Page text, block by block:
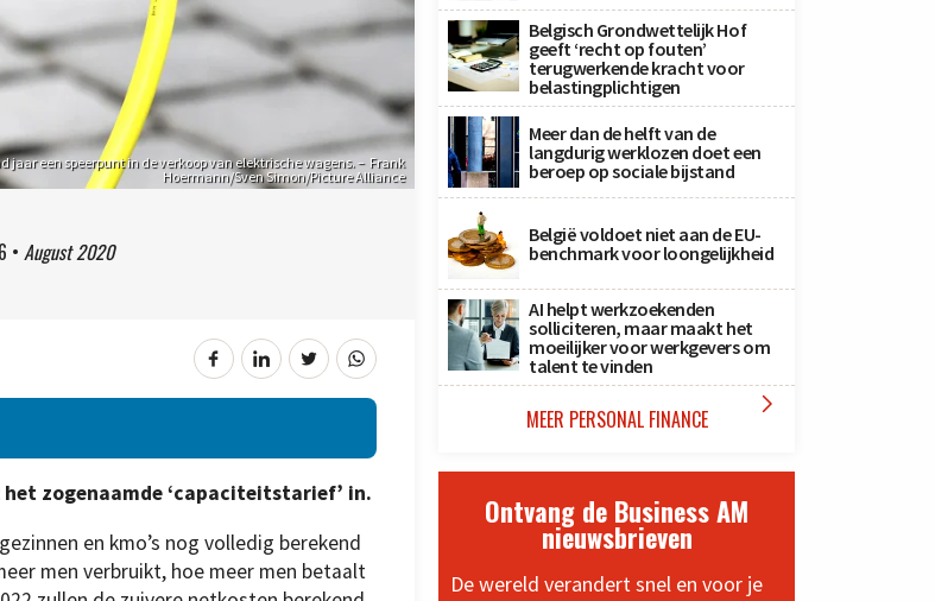
jaar een speerpunt in de verkoop van elektrische wagens. – Frank
Hoermann/Sven Simon/Picture Alliance
• August 2020
zogenaamde ‘capaciteitstarief’ in.
en kmo’s nog volledig berekend
men verbruikt, hoe meer men betaalt
Belgisch Grondwettelijk Hof
geeft ‘recht op fouten’
terugwerkende kracht voor
belastingplichtigen
Meer dan de helft van de
langdurig werklozen doet een
beroep op sociale bijstand
België voldoet niet aan de EU-
benchmark voor loongelijkheid
AI helpt werkzoekenden
solliciteren, maar maakt het
moeilijker voor werkgevers om
talent te vinden
MEER PERSONAL FINANCE 
Ontvang de Business AM
nieuwsbrieven
De wereld verandert snel en voor je